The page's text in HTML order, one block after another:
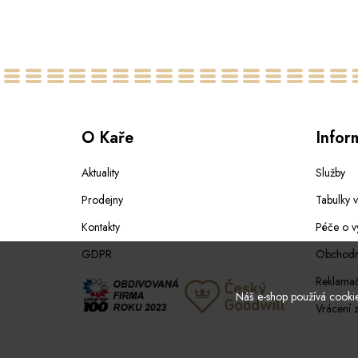
O Kaře
Aktuality
Prodejny
Kontakty
GDPR
Služby
Tabulky
Péče o
Vrácení
Náš e-shop používá